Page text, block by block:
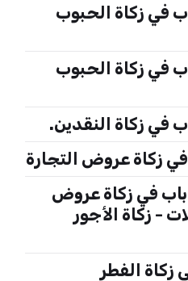
في زكاة الحبوب
في زكاة الحبوب
في زكاة النقدين.
زكاة عروض التجارة
باب في زكاة عروض
- زكاة الأجور
زكاة الفطر